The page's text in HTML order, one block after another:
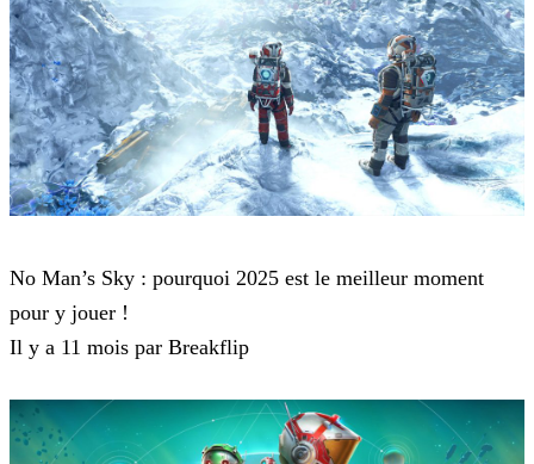
No Man’s Sky : pourquoi 2025 est le meilleur moment
pour y jouer !
Il y a 11 mois par Breakflip